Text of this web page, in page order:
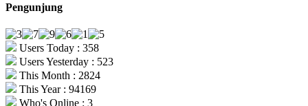
Pengunjung
Users Today : 358
Users Yesterday : 523
This Month : 2824
This Year : 94169
Who's Online : 3